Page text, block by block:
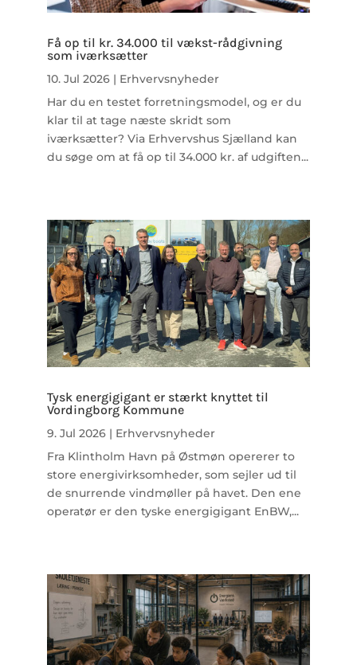
Få op til kr. 34.000 til vækst-rådgivning
som iværksætter
10. Jul 2026 | Erhvervsnyheder
Har du en testet forretningsmodel, og er du
klar til at tage næste skridt som
iværksætter? Via Erhvervshus Sjælland kan
du søge om at få op til 34.000 kr. af udgiften...
Tysk energigigant er stærkt knyttet til
Vordingborg Kommune
9. Jul 2026 | Erhvervsnyheder
Fra Klintholm Havn på Østmøn opererer to
store energivirksomheder, som sejler ud til
de snurrende vindmøller på havet. Den ene
operatør er den tyske energigigant EnBW,...